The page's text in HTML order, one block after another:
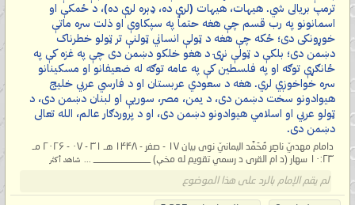
ترمپ بریالی شي. هیهات، هیهات (لرې ده، ډېره لرې ده)، د ځمکې او
اسمانونو په رب قسم چې هغه حتماً په سپکاوې او ذلت سره ماتې
خوړونکی دی؛ ځکه چې هغه د ټولې انساني ټولنې تر ټولو خطرناک
دښمن دی؛ بلکې د ټولې نړۍ د هغو خلکو دښمن دی چې په غزه کې په
ځانګړې توګه او په فلسطین کې په عامه توګه له ضعیفانو او مسکینانو
سره خواخوږي لري. هغه د سعودي عربستان او د فارسي عربي خلیج
هیوادونو سخت دښمن دی، د یمن، مصر، سوریې او لبنان دښمن دی، د
ټولو عربي او اسلامي هیوادونو دښمن دی، او د پروردګار عالم، الله تعالی
دښمن دی.
دامام مهديّ ناصِر مُحَمَّد اليمانيّ نوی بیان ۱۷ - صفر - ۱۴۴۸ هـ ۳۱ - ۰۷ - ۲۰۲۶ مـ
۱۰:۲۳ سهار (د ام القرى د رسمي تقویم له مخې) ____________ ...
شاهد أكثر
لم يقم الإمام بالرد على هذا الموضوع